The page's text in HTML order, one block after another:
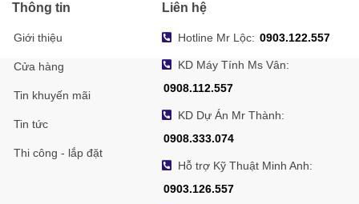
Thông tin
Giới thiệu
Cửa hàng
Tin khuyến mãi
Tin tức
Thi công - lắp đặt
Liên hệ
Hotline Mr Lộc: 0903.122.557
KD Máy Tính Ms Vân:
0908.112.557
KD Dự Án Mr Thành:
0908.333.074
Hỗ trợ Kỹ Thuật Minh Anh:
0903.126.557